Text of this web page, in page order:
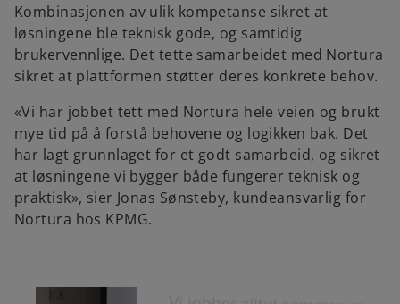
Kombinasjonen av ulik kompetanse sikret at
løsningene ble teknisk gode, og samtidig
brukervennlige. Det tette samarbeidet med Nortura
sikret at plattformen støtter deres konkrete behov.
«Vi har jobbet tett med Nortura hele veien og brukt
mye tid på å forstå behovene og logikken bak. Det
har lagt grunnlaget for et godt samarbeid, og sikret
at løsningene vi bygger både fungerer teknisk og
praktisk», sier Jonas Sønsteby, kundeansvarlig for
Nortura hos KPMG.